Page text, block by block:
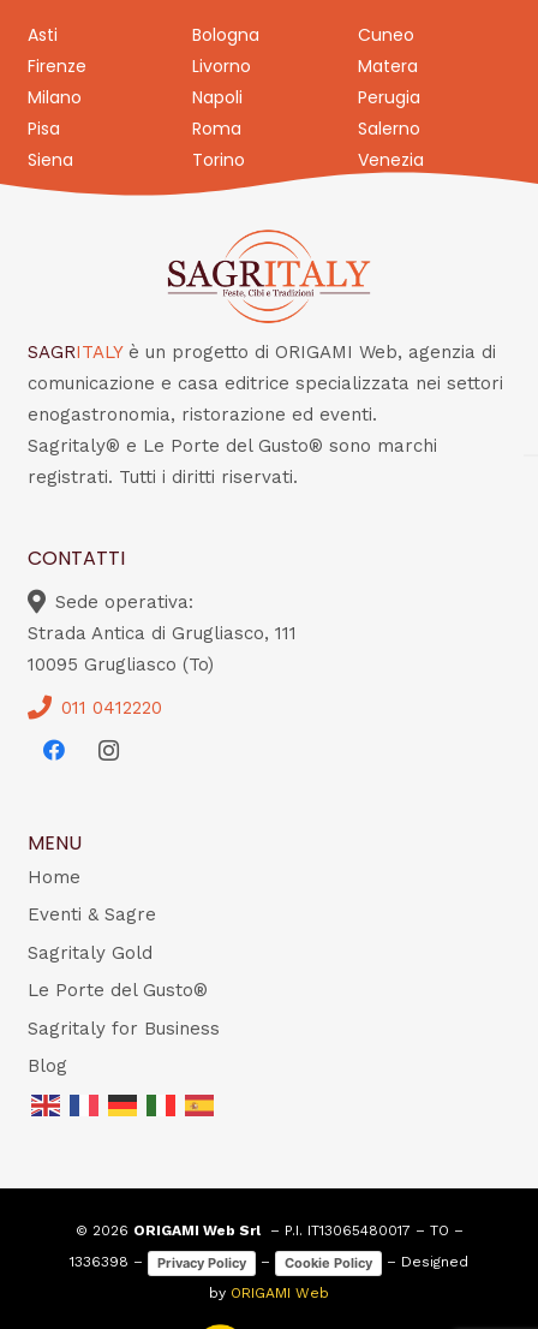
Asti Bologna
Cuneo
Firenze
Livorno
Matera
Milano
Napoli
Perugia
Pisa
Roma
Salerno
Siena
Torino Venezia
SAGRITALY è un progetto di ORIGAMI Web, agenzia di
comunicazione e casa editrice specializzata nei settori
enogastronomia, ristorazione ed eventi.
Sagritaly® e Le Porte del Gusto® sono marchi
registrati. Tutti i diritti riservati.
CONTATTI
Sede operativa:
Strada Antica di Grugliasco, 111
10095 Grugliasco (To)
011 0412220
MENU
Home
Eventi & Sagre
Sagritaly Gold
Le Porte del Gusto®
Sagritaly for Business
Blog
© 2026 ORIGAMI Web Srl– P.I. IT13065480017 – TO –
1336398 –
Privacy Policy – Cookie Policy
– Designed
by ORIGAMI Web